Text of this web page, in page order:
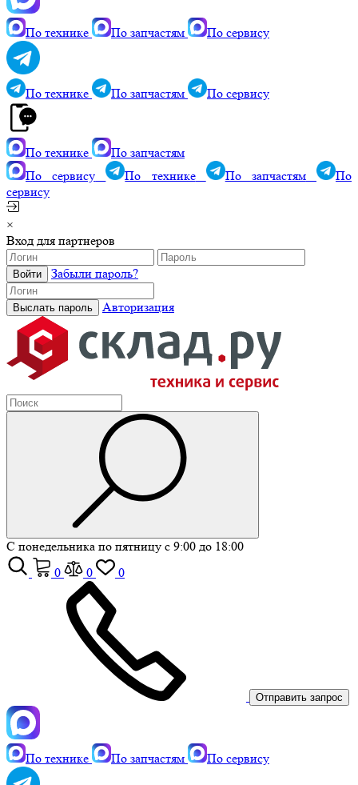
По технике По запчастям По сервису
По технике По запчастям По сервису
По технике
По запчастям
По сервису
По технике По запчастям
По
сервису
×
Вход для партнеров
Забыли пароль?
Авторизация
С понедельника по пятницу с 9:00 до 18:00
0
0 0
Отправить запрос
По технике По запчастям По сервису